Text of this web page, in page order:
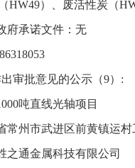
HW49）、废活性炭（
府承诺文件：无
审批意见的公示（9）:
吨直线光轴项目
常州市武进区前黄镇运
之通金属科技有限公司